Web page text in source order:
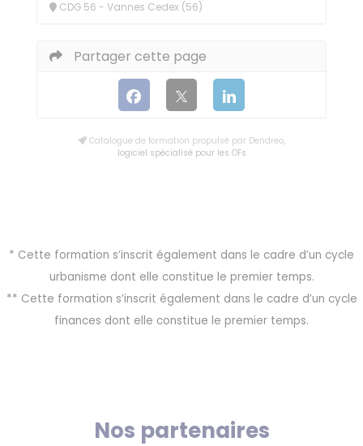
CDG 56 - Vannes Cedex (56)
Partager cette page
Catalogue de formation propulsé par Dendreo,
logiciel spécialisé pour les OFs
* Cette formation s’inscrit également dans le cadre d’un cycle
urbanisme dont elle constitue le premier temps.
** Cette formation s’inscrit également dans le cadre d’un cycle
finances dont elle constitue le premier temps.
Nos partenaires